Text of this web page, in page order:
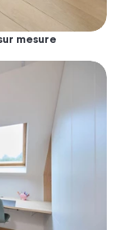
mesure